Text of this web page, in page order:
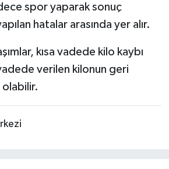
spor yaparak sonuç
hatalar arasında yer alır.
kısa vadede kilo kaybı
verilen kilonun geri
olabilir.